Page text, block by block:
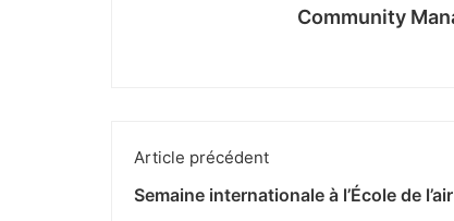
Community
Article précédent
Semaine internationale à l’École de